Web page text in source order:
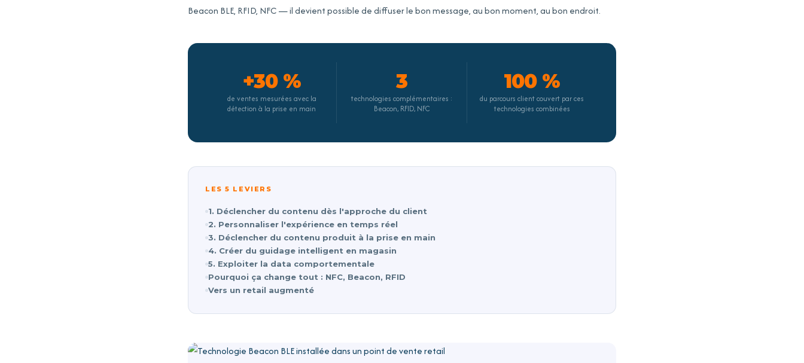
Beacon BLE, RFID, NFC — il devient possible de diffuser le bon message, au bon moment, au bon endroit.
+30 %
de ventes mesurées avec la
détection à la prise en main
3
technologies complémentaires :
Beacon, RFID, NFC
100 %
du parcours client couvert par ces
technologies combinées
LES 5 LEVIERS
1. Déclencher du contenu dès l'approche du client
2. Personnaliser l'expérience en temps réel
3. Déclencher du contenu produit à la prise en main
4. Créer du guidage intelligent en magasin
5. Exploiter la data comportementale
Pourquoi ça change tout : NFC, Beacon, RFID
Vers un retail augmenté